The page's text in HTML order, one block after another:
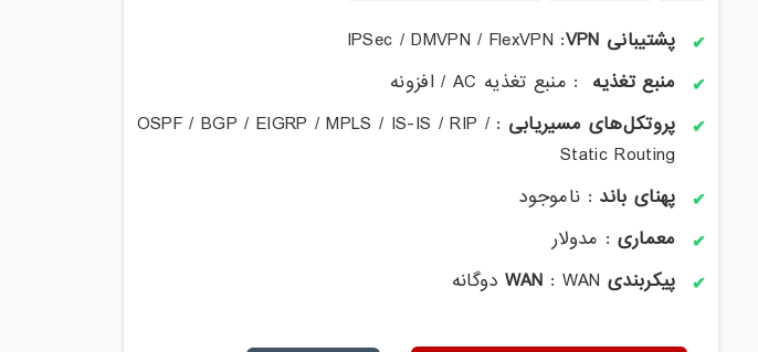
پشتیبانی VPN
: IPSec / DMVPN / FlexVPN
منبع تغذیه : منبع تغذیه AC / افزونه
پروتکل‌های مسیریابی
: OSPF / BGP / EIGRP / MPLS / IS-IS / RIP /
Static Routing
پهنای باند : ناموجود
معماری : مدولار
پیکربندی WAN : WAN دوگانه